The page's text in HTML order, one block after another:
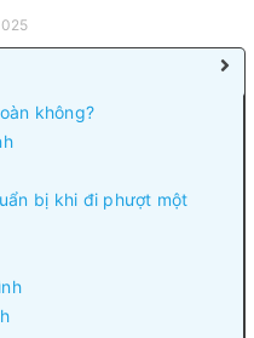
không?
bị khi đi phượt một